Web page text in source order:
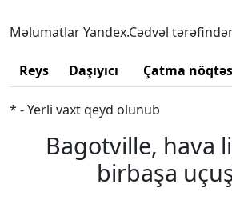
Məlumatlar Yandex.Cədvəl
Reys Daşıyıcı Çatma
* - Yerli vaxt qeyd olunub
Bagotville, hava
birbaşa